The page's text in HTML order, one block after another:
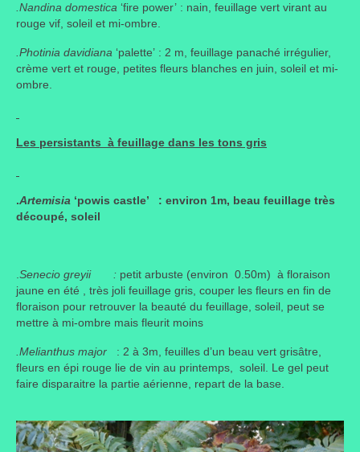
.Nandina domestica ‘fire power’ : nain, feuillage vert virant au
rouge vif, soleil et mi-ombre.
.Photinia davidiana ‘palette’ : 2 m, feuillage panaché irrégulier,
crème vert et rouge, petites fleurs blanches en juin, soleil et mi-
ombre.
Les persistants à feuillage dans les tons gris
.Artemisia ‘powis castle’ : environ 1m, beau feuillage très
découpé, soleil
.Senecio greyii : petit arbuste (environ 0.50m) à floraison
jaune en été , très joli feuillage gris, couper les fleurs en fin de
floraison pour retrouver la beauté du feuillage, soleil, peut se
mettre à mi-ombre mais fleurit moins
.Melianthus major : 2 à 3m, feuilles d’un beau vert grisâtre,
fleurs en épi rouge lie de vin au printemps, soleil. Le gel peut
faire disparaitre la partie aérienne, repart de la base.